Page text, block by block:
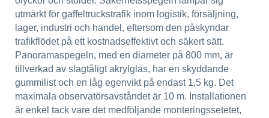
utmärkt för gaffeltruckstrafik inom logistik, försäljning,
lager, industri och handel, eftersom den påskyndar
trafikflödet på ett kostnadseffektivt och säkert sätt.
Panoramaspegeln, med en diameter på 800 mm, är
tillverkad av slagtåligt akrylglas, har en skyddande
gummilist och en låg egenvikt på endast 1,5 kg. Det
maximala observatörsavståndet är 10 m. Installationen
är enkel tack vare det medföljande monteringssetetet,